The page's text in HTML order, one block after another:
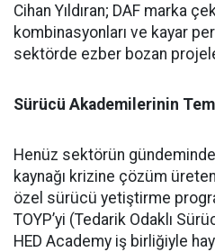
Cihan Yıldıran; DAF marka
kombinasyonları ve kayar
sektörde ezber bozan
Sürücü Akademilerinin
Henüz sektörün
kaynağı krizine çözüm üreten
özel sürücü yetiştirme
TOYP’yi (Tedarik Odaklı
HED Academy iş birliğiyle